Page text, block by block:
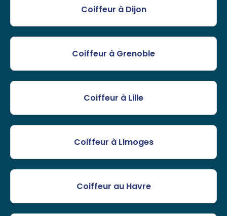
Coiffeur à Dijon
Coiffeur à Grenoble
Coiffeur à Lille
Coiffeur à Limoges
Coiffeur au Havre